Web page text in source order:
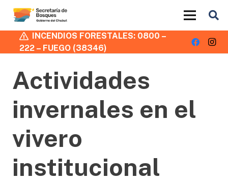
INCENDIOS FORESTALES: 0800 –
222 – FUEGO (38346)
Actividades
invernales en el
vivero
institucional